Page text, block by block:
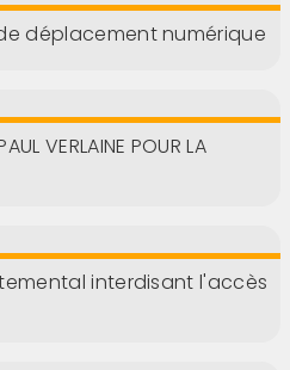
déplacement numérique
VERLAINE POUR LA
interdisant l'accès